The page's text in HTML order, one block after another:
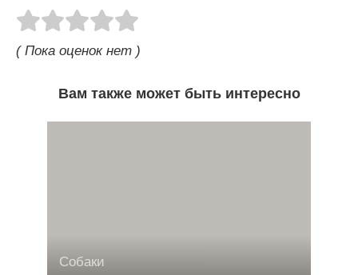
( Пока оценок нет )
Вам также может быть интересно
Собаки